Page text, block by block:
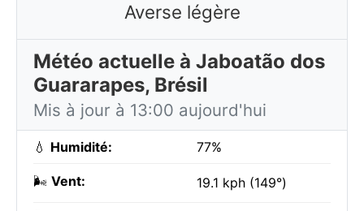
Averse légère
Météo actuelle à Jaboatão dos
Guararapes, Brésil
Mis à jour à 13:00 aujourd'hui
💧 Humidité: 77%
🌬️ Vent: 19.1 kph (149°)